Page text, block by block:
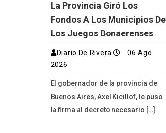
La Provincia Giró Los
Fondos A Los Municipios De
Los Juegos Bonaerenses
Diario De Rivera
06 Ago
2026
El gobernador de la provincia de
Buenos Aires, Axel Kicillof, le puso
la firma al decreto necesario […]